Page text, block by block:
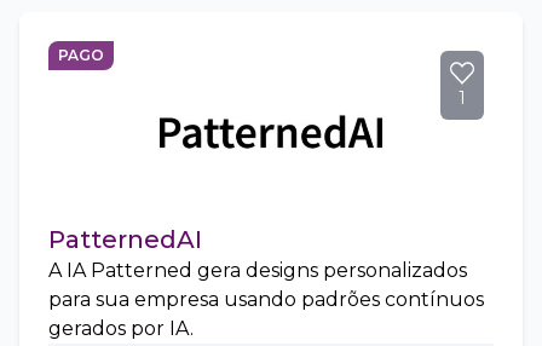
PAGO
1
PatternedAI
A IA Patterned gera designs personalizados
para sua empresa usando padrões contínuos
gerados por IA.